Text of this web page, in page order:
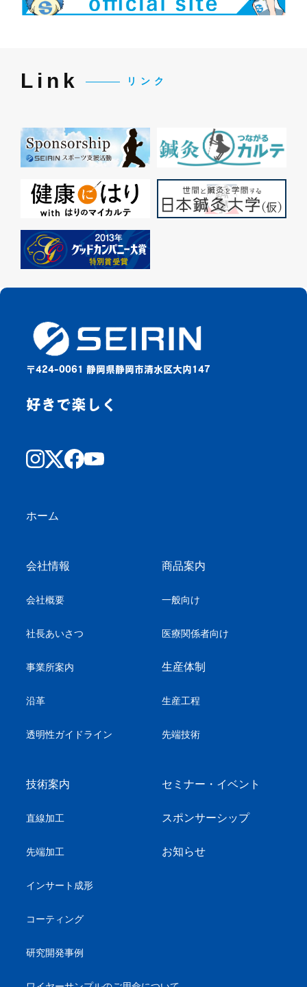
Link リンク
〒424-0061 静岡県静岡市清水区大内147
好きで楽しく
ホーム
会社情報
会社概要
社長あいさつ
事業所案内
沿革
透明性ガイドライン
商品案内
一般向け
医療関係者向け
生産体制
生産工程
先端技術
技術案内
直線加工
先端加工
インサート成形
コーティング
研究開発事例
セミナー・イベント
スポンサーシップ
お知らせ